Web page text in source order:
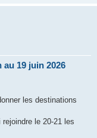
19 juin 2026
les destinations
le 20-21 les